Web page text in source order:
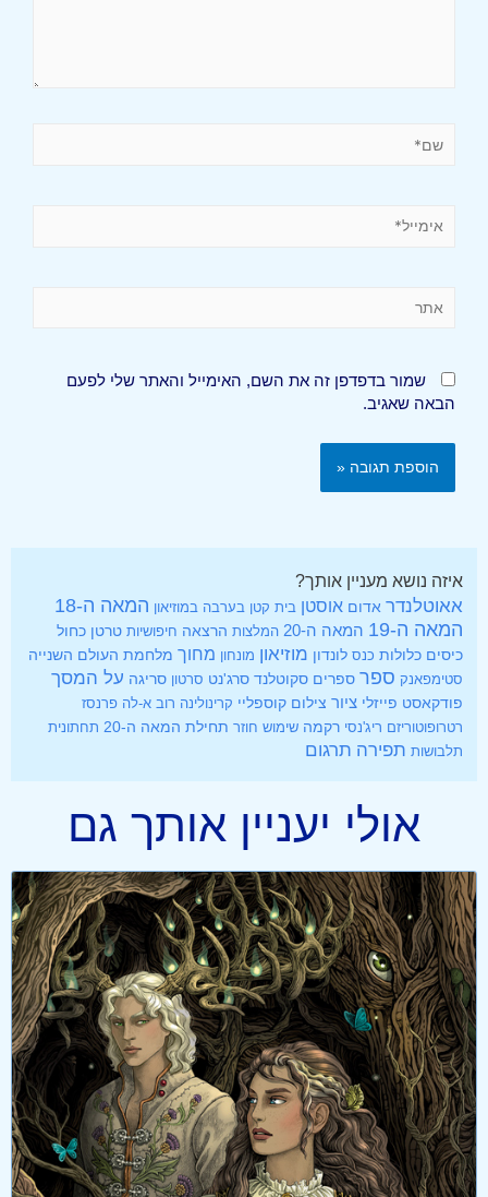
שמור בדפדפן זה את השם, האימייל והאתר שלי לפעם
הבאה שאגיב.
איזה נושא מעניין אותך?
אאוטלנדר אדום אוסטן בית קטן בערבה במוזיאון המאה ה-18
המאה ה-19
המאה ה-20 המלצות הרצאה חיפושיות טרטן כחול
כיסים כלולות כנס לונדון מוזיאון מונחון מחוך מלחמת העולם השנייה
סטימפאנק ספר ספרים סקוטלנד סרג'נט סרטון סריגה על המסך
פודקאסט פייזלי ציור צילום קוספליי קרינולינה רוב א-לה פרנסז
רטרופוטוריזם ריג'נסי רקמה שימוש חוזר תחילת המאה ה-20
תחתונית
תלבושות תפירה תרגום
אולי יעניין אותך גם